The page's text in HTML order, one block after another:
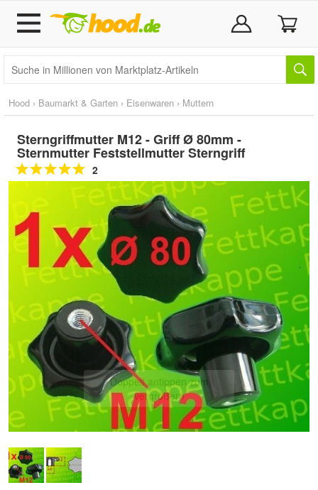
Hood › Baumarkt & Garten › Eisenwaren › Muttern
Sterngriffmutter M12 - Griff Ø 80mm -
Sternmutter Feststellmutter Sterngriff
2
Doppelt antippen zum
vergrößern